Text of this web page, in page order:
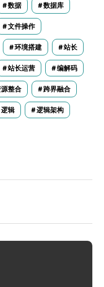
数据 数据库
文件操作
环境搭建 站长
站长运营 编解码
整合 跨界融合
逻辑 逻辑架构